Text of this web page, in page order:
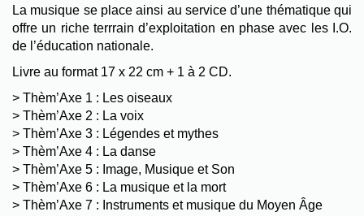
La musique se place ainsi au service d’une thématique qui
offre un riche terrrain d’exploitation en phase avec les I.O.
de l’éducation nationale.
Livre au format 17 x 22 cm + 1 à 2 CD.
> Thèm’Axe 1 : Les oiseaux
> Thèm’Axe 2 : La voix
> Thèm’Axe 3 : Légendes et mythes
> Thèm’Axe 4 : La danse
> Thèm’Axe 5 : Image, Musique et Son
> Thèm’Axe 6 : La musique et la mort
> Thèm’Axe 7 : Instruments et musique du Moyen Âge